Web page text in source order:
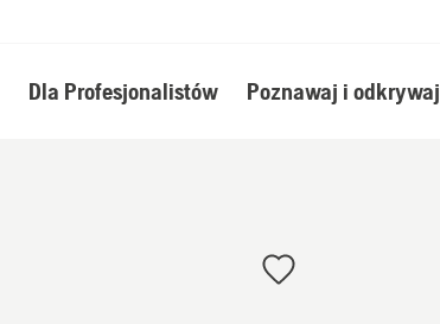
Dla Profesjonalistów Poznawaj i odkrywaj